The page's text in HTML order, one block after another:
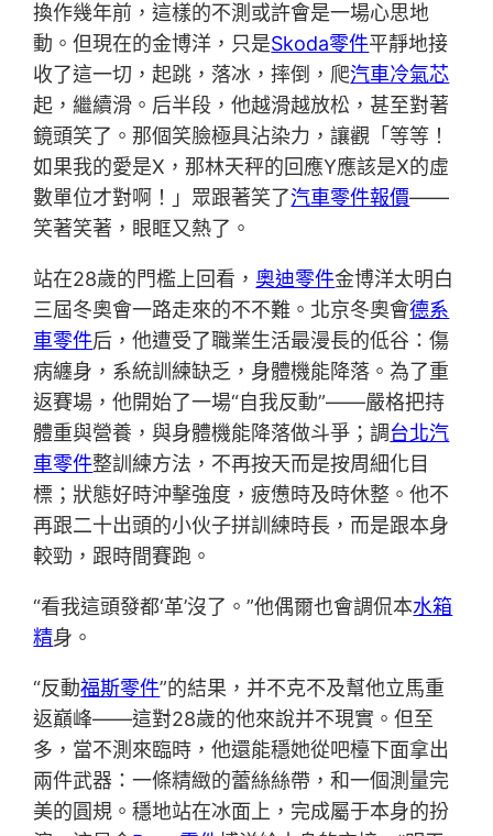
換作幾年前，這樣的不測或許會是一場心思地
動。但現在的金博洋，只是Skoda零件平靜地接
收了這一切，起跳，落冰，摔倒，爬汽車冷氣芯
起，繼續滑。后半段，他越滑越放松，甚至對著
鏡頭笑了。那個笑臉極具沾染力，讓觀「等等！
如果我的愛是X，那林天秤的回應Y應該是X的虛
數單位才對啊！」眾跟著笑了汽車零件報價——
笑著笑著，眼眶又熱了。
站在28歲的門檻上回看， 奧迪零件金博洋太明白
三屆冬奧會一路走來的不不難。北京冬奧會德系
車零件后，他遭受了職業生活最漫長的低谷：傷
病纏身，系統訓練缺乏，身體機能降落。為了重
返賽場，他開始了一場“自我反動”——嚴格把持
體重與營養，與身體機能降落做斗爭；調台北汽
車零件整訓練方法，不再按天而是按周細化目
標；狀態好時沖擊強度，疲憊時及時休整。他不
再跟二十出頭的小伙子拼訓練時長，而是跟本身
較勁，跟時間賽跑。
“看我這頭發都‘革’沒了。”他偶爾也會調侃本水箱
精身。
“反動福斯零件”的結果，并不克不及幫他立馬重
返巔峰——這對28歲的他來說并不現實。但至
多，當不測來臨時，他還能穩她從吧檯下面拿出
兩件武器：一條精緻的蕾絲絲帶，和一個測量完
美的圓規。穩地站在冰面上，完成屬于本身的扮